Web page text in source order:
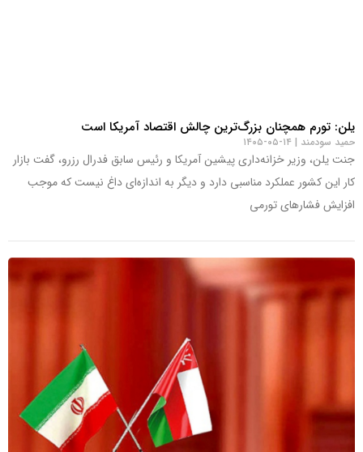
یلن: تورم همچنان بزرگ‌ترین چالش اقتصاد آمریکا است
حمید سودمند ۱۴-۰۵-۱۴۰۵
جنت یلن، وزیر خزانه‌داری پیشین آمریکا و رئیس سابق فدرال رزرو، گفت بازار
کار این کشور عملکرد مناسبی دارد و دیگر به اندازه‌ای داغ نیست که موجب
افزایش فشارهای تورمی